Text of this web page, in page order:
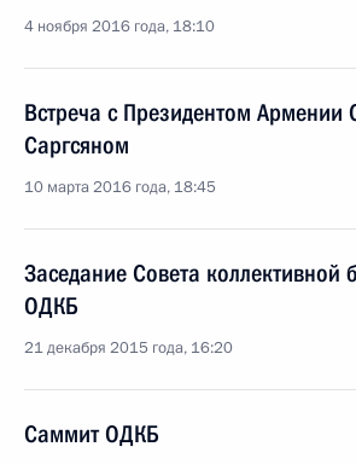
4 ноября 2016 года, 18:10
Встреча с Президентом Армении
Саргсяном
10 марта 2016 года, 18:45
Заседание Совета коллективной
ОДКБ
21 декабря 2015 года, 16:20
Саммит ОДКБ